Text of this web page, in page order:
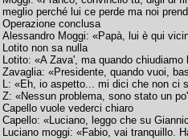
meglio perché lui ce perde ma noi
Operazione conclusa
Alessandro Moggi: «Papà, lui è qui
Lotito non sa nulla
Lotito: «A Zava', ma quando
Zavaglia: «Presidente, quando vuoi,
L: «Eh, io aspetto... mi dici che non ci
Z: «Nessun problema, sono stato un
Capello vuole vederci chiaro
Capello: «Luciano, leggo che su
Luciano moggi: «Fabio, vai tranquillo.